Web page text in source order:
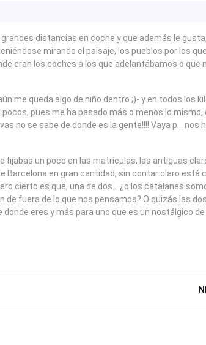
distancias en coche y que además le
mirando el paisaje, los pueblos por los que
eran los coches a los que adelantábamos o que
me queda algo de niño dentro ;)- y en todos los
pues me ha pasado más o menos lo mismo,
no se sabe de donde es la gente!!!! Vaya p… nos
fijabas un poco en las matrículas, las antiguas
en gran cantidad, sin contar claro está
cierto es que, una de dos… ¿o los catalanes
de fuera de lo que nos pensamos? O quizás las
eres y más para uno que es un nostálgico de